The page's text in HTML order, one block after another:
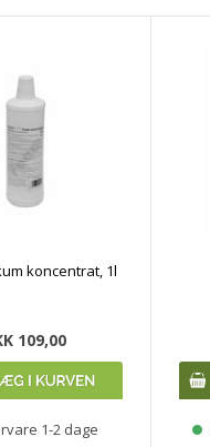
koncentrat, 1l
109,00
1-2 dage